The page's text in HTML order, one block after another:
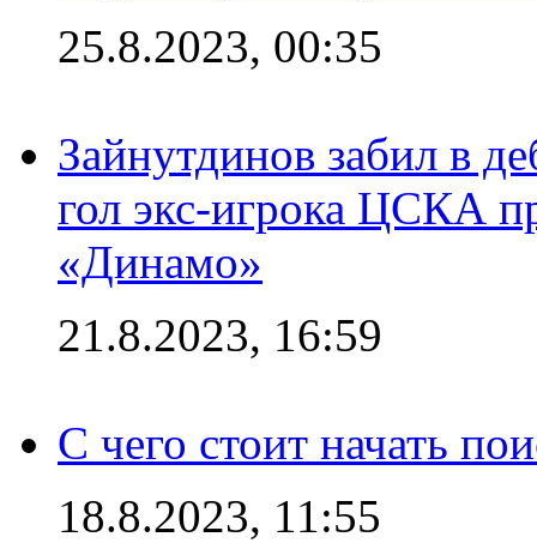
25.8.2023, 00:35
Зайнутдинов забил в
гол экс-игрока ЦСКА
«Динамо»
21.8.2023, 16:59
С чего стоит начать
18.8.2023, 11:55